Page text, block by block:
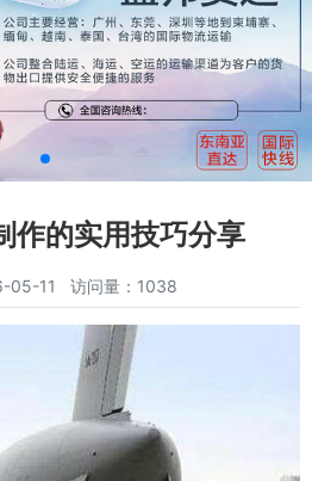
作的实用技巧分享
05-11 访问量：1038